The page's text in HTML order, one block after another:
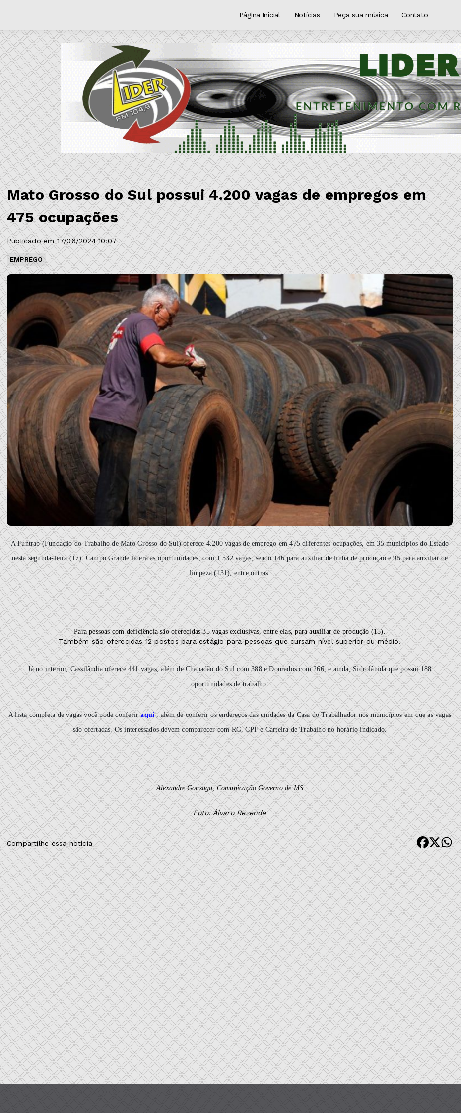
Página Inicial Notícias Peça sua música Contato
Mato Grosso do Sul possui 4.200 vagas de empregos em
475 ocupações
Publicado em 17/06/2024 10:07
EMPREGO
A Funtrab (Fundação do Trabalho de Mato Grosso do Sul) oferece 4.200 vagas de emprego em 475 diferentes ocupações, em 35 municípios do Estado
nesta segunda-feira (17). Campo Grande lidera as oportunidades, com 1.532 vagas, sendo 146 para auxiliar de linha de produção e 95 para auxiliar de
limpeza (131), entre outras.
Para pessoas com deficiência são oferecidas 35 vagas exclusivas, entre elas, para auxiliar de produção (15).
Também são oferecidas 12 postos para estágio para pessoas que cursam nível superior ou médio.
Já no interior, Cassilândia oferece 441 vagas, além de Chapadão do Sul com 388 e Dourados com 266, e ainda, Sidrolânida que possui 188
oportunidades de trabalho.
A lista completa de vagas você pode conferiraqui , além de conferir os endereços das unidades da Casa do Trabalhador nos municípios em que as vagas
são ofertadas. Os interessados devem comparecer com RG, CPF e Carteira de Trabalho no horário indicado.
Alexandre Gonzaga, Comunicação Governo de MS
Foto: Álvaro Rezende
Compartilhe essa notícia